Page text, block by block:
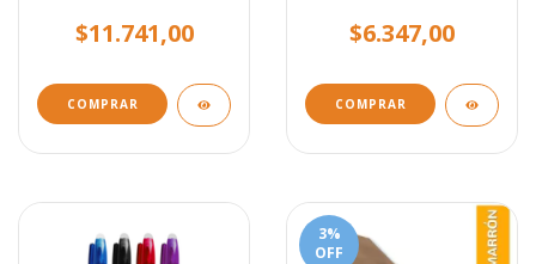
$11.741,00
COMPRAR
$6.347,00
3%
OFF